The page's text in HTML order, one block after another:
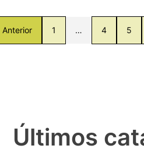
Anterior 1 … 4 5
Últimos